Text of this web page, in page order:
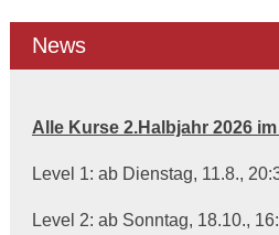
News
Alle Kurse 2.Halbjahr 2026
Level 1: ab Dienstag, 11.8.,
Level 2: ab Sonntag, 18.10.,